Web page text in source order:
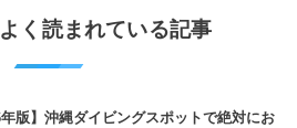
く読まれている記事
年版】沖縄ダイビングスポットで絶対にお